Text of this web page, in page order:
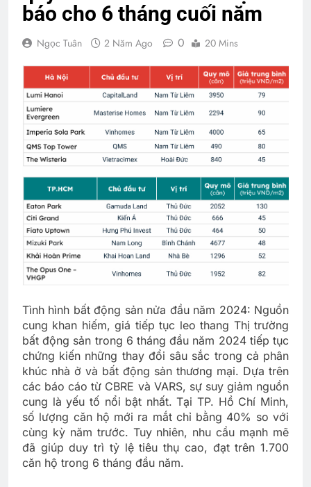
báo cho 6 tháng cuối năm
Ngọc Tuân 2 Năm Ago 0 20 Mins
Tình hình bất động sản nửa đầu năm 2024: Nguồn
cung khan hiếm, giá tiếp tục leo thang Thị trường
bất động sản trong 6 tháng đầu năm 2024 tiếp tục
chứng kiến những thay đổi sâu sắc trong cả phân
khúc nhà ở và bất động sản thương mại. Dựa trên
các báo cáo từ CBRE và VARS, sự suy giảm nguồn
cung là yếu tố nổi bật nhất. Tại TP. Hồ Chí Minh,
số lượng căn hộ mới ra mắt chỉ bằng 40% so với
cùng kỳ năm trước. Tuy nhiên, nhu cầu mạnh mẽ
đã giúp duy trì tỷ lệ tiêu thụ cao, đạt trên 1.700
căn hộ trong 6 tháng đầu năm.